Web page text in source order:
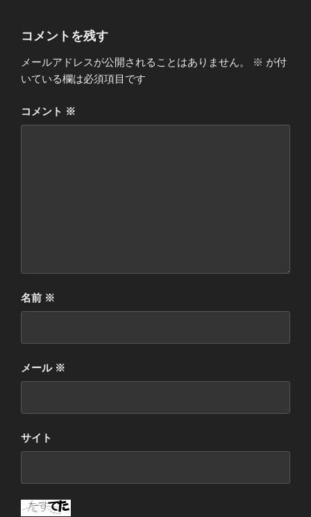
コメントを残す
メールアドレスが公開されることはありません。 ※ が付
いている欄は必須項目です
コメント ※
名前 ※
メール ※
サイト